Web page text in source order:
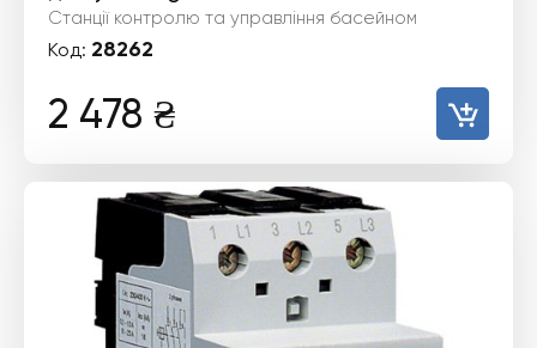
Станції контролю та управління басейном
Код: 28262
2 478 ₴